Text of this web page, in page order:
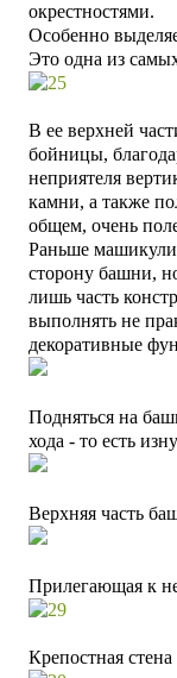
окрестностями.
Особенно
Это одна из
В ее верхней
бойницы,
неприятеля
камни, а также
общем, очень
Раньше
сторону башни,
лишь часть
выполнять не
декоративные
Подняться на
хода - то есть
Верхняя часть
Прилегающая к
Крепостная